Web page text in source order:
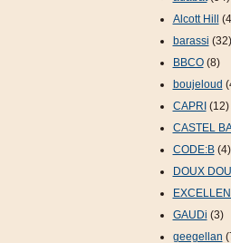
Alcott Hill
barassi (32)
BBCO(8)
boujeloud
CAPRI (12)
CASTEL
CODE:B(4)
DOUX
GAUDi (3)
geegellan